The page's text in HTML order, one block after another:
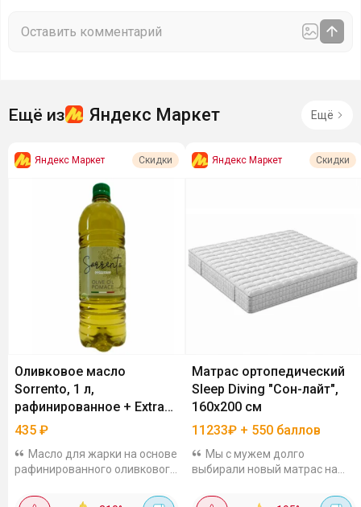
Ещё из Яндекс Маркет Ещё
Яндекс Маркет Скидки
Оливковое масло
Sorrento, 1 л,
рафинированное + Extra
Virgin
435 ₽
Масло для жарки на основе
рафинированного оливкового
нерафинированного Extra
Яндекс Маркет Скидки
Матрас ортопедический
Sleep Diving "Сон-лайт",
160x200 см
11233₽ + 550 баллов
Мы с мужем долго
выбирали новый матрас на
Наткнулась на эту модель